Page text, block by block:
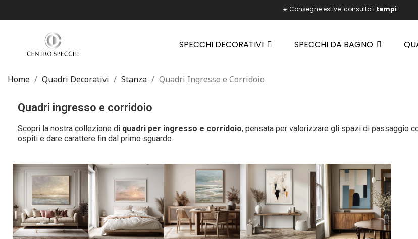
☀️ Consegne estive: consulta i tempi
SPECCHI DECORATIVI SPECCHI DA BAGNO
Home Quadri Decorativi Stanza Quadri Ingresso e Corridoio
Quadri ingresso e corridoio
Scopri la nostra collezione di quadri per ingresso e corridoio, pensata per valorizzare gli spazi di passaggio
ospiti e dare carattere fin dal primo sguardo.